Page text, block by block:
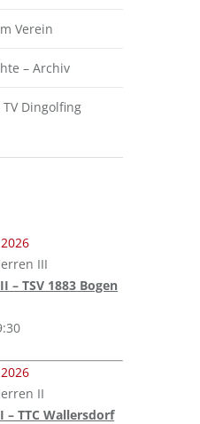
Verein
– Archiv
Dingolfing
III
– TSV 1883 Bogen
II
– TTC Wallersdorf